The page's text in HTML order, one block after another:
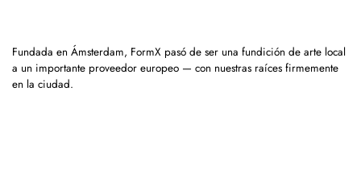
Fundada en Ámsterdam, FormX pasó de ser una fundición de arte local
a un importante proveedor europeo — con nuestras raíces firmemente
en la ciudad.